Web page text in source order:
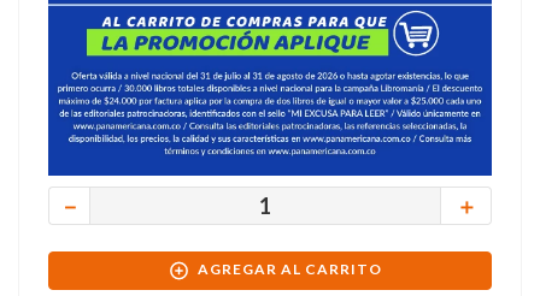
＋
－
AGREGAR AL CARRITO